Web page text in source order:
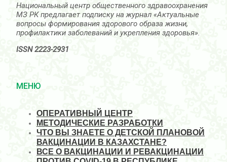
Национальный центр общественного здравоохранения
МЗ РК предлагает подписку на журнал «Актуальные
вопросы формирования здорового образа жизни,
профилактики заболеваний и укрепления здоровья».
ISSN 2223-2931
МЕНЮ
ОПЕРАТИВНЫЙ ЦЕНТР
МЕТОДИЧЕСКИЕ РАЗРАБОТКИ
ЧТО ВЫ ЗНАЕТЕ О ДЕТСКОЙ ПЛАНОВОЙ
ВАКЦИНАЦИИ В КАЗАХСТАНЕ?
ВСЕ О ВАКЦИНАЦИИ И РЕВАКЦИНАЦИИ